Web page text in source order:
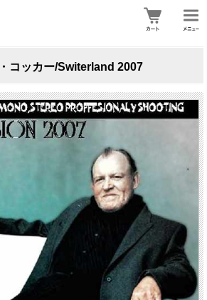
コッカー/Switerland 2007